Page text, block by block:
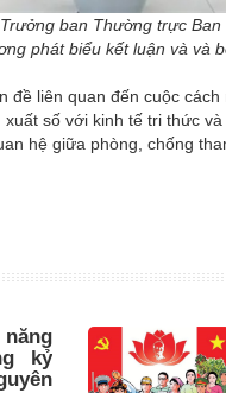
ban Thường trực
phát biểu kết luận và và
đề liên quan đến cuộc
số với kinh tế tri thức
hệ giữa phòng, chống
kỷ